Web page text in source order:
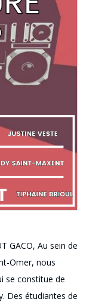
GACO, Au sein de
Omer, nous
se constitue de
Des étudiantes de